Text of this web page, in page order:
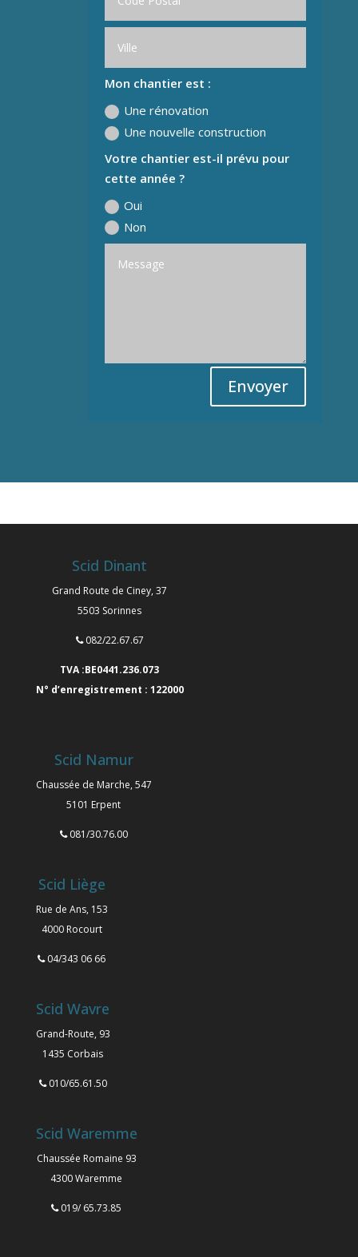
Mon chantier est :
Une rénovation
Une nouvelle construction
Votre chantier est-il prévu pour
cette année ?
Oui
Non
Envoyer
Scid Dinant
Grand Route de Ciney, 37
5503 Sorinnes
082/22.67.67
TVA :BE0441.236.073
N° d’enregistrement : 122000
Scid Namur
Chaussée de Marche, 547
5101 Erpent
081/30.76.00
Scid Liège
Rue de Ans, 153
4000 Rocourt
04/343 06 66
Scid Wavre
Grand-Route, 93
1435 Corbais
010/65.61.50
Scid Waremme
Chaussée Romaine 93
4300 Waremme
019/ 65.73.85